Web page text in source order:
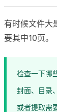
有时候文件大
要其中10页。
检查一下哪
封面、目录
或者提取需